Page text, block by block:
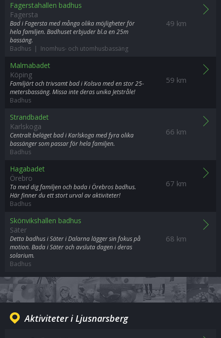
49 km
Fagerstahallen badhus
Fagersta
Bad i Fagersta med många olika möjligheter för
hela familjen. Badhuset erbjuder bl.a en 25m
bassäng.
Badhus | Inomhus- och utomhusbassäng
59 km
Malmabadet
Köping
Familjärt och trivsamt bad i Kolsva med en stor 25-
metersbassäng. Missa inte deras unika Jetstråle!
Badhus
66 km
Strandbadet
Karlskoga
Centralt beläget bad i Karlskoga med fyra olika
bassänger som passar för hela familjen.
Badhus
67 km
Hagabadet
Örebro
Ta med dig familjen och bada i Örebros badhus.
Här finner du ett stort urval av aktiviteter!
Badhus
68 km
Skönvikshallen badhus
Säter
Detta badhus i Säter i Dalarna lägger sin fokus på
motion. Bada i Säter och avsluta dagen i deras
solarium.
Badhus
Aktiviteter i Ljusnarsberg